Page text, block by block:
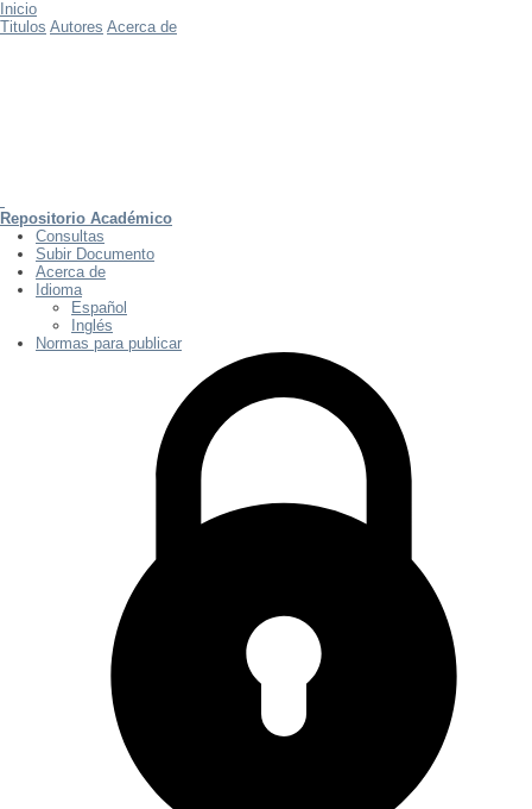
Inicio
Titulos Autores Acerca de
Repositorio Académico
Consultas
Subir Documento
Acerca de
Idioma
Español
Inglés
Normas para publicar